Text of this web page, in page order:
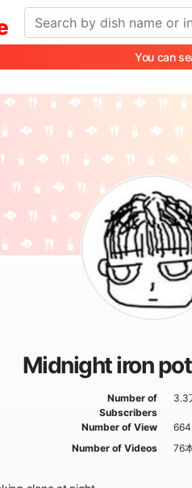
You can
Midnight iron
Number of
Subscribers
3.3
Number of View
Number of Videos
76